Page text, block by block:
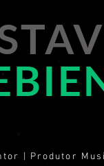
| Produtor